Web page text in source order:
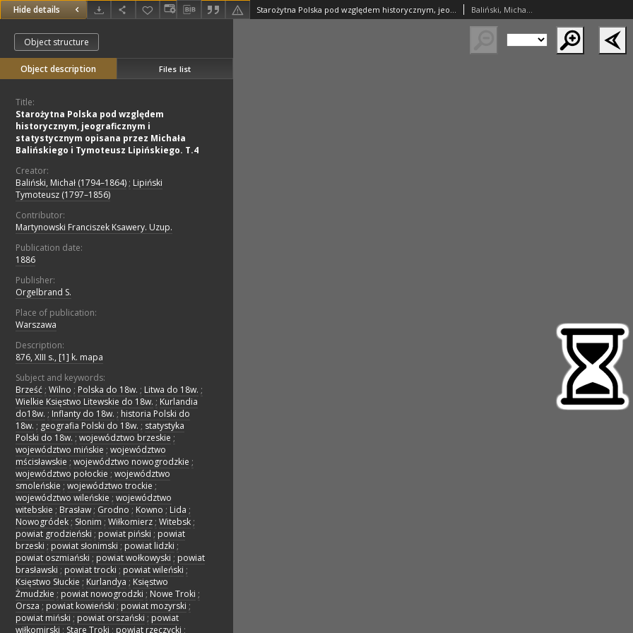
Hide details Starożytna Polska pod względem historycznym, jeograficznym i statystycznym opisana przez Michała Balińskiego i Tymoteusz Lipińskiego. T.4 Baliński, Michał (1794–1864); Lipiński Tymoteusz (1797–1856)
Object structure
Object description Files list
Title:
Starożytna Polska pod względem
historycznym, jeograficznym i
statystycznym opisana przez Michała
Balińskiego i Tymoteusz Lipińskiego. T.4
Creator:
Baliński, Michał (1794–1864) ; Lipiński
Tymoteusz (1797–1856)
Contributor:
Martynowski Franciszek Ksawery. Uzup.
Publication date:
1886
Publisher:
Orgelbrand S.
Place of publication:
Warszawa
Description:
876, XIII s., [1] k. mapa
Subject and keywords:
Brześć ; Wilno ; Polska do 18w. ; Litwa do 18w. ;
Wielkie Księstwo Litewskie do 18w. ; Kurlandia
do18w. ; Inflanty do 18w. ; historia Polski do
18w. ; geografia Polski do 18w. ; statystyka
Polski do 18w. ; województwo brzeskie ;
województwo mińskie ; województwo
mścisławskie ; województwo nowogrodzkie ;
województwo połockie ; województwo
smoleńskie ; województwo trockie ;
województwo wileńskie ; województwo
witebskie ; Brasław ; Grodno ; Kowno ; Lida ;
Nowogródek ; Słonim ; Wiłkomierz ; Witebsk ;
powiat grodzieński ; powiat piński ; powiat
brzeski ; powiat słonimski ; powiat lidzki ;
powiat oszmiański ; powiat wołkowyski ; powiat
brasławski ; powiat trocki ; powiat wileński ;
Księstwo Słuckie ; Kurlandya ; Księstwo
Żmudzkie ; powiat nowogrodzki ; Nowe Troki ;
Orsza ; powiat kowieński ; powiat mozyrski ;
powiat miński ; powiat orszański ; powiat
wiłkomirski ; Stare Troki ; powiat rzeczycki ;